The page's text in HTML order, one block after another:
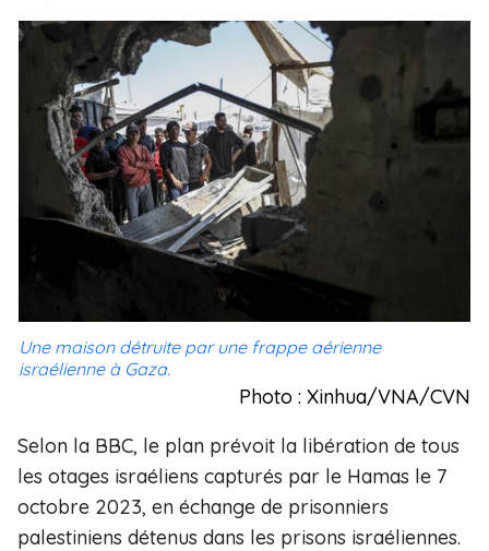
Une maison détruite par une frappe aérienne
israélienne à Gaza.
Photo : Xinhua/VNA/CVN
Selon la BBC, le plan prévoit la libération de tous
les otages israéliens capturés par le Hamas le 7
octobre 2023, en échange de prisonniers
palestiniens détenus dans les prisons israéliennes.